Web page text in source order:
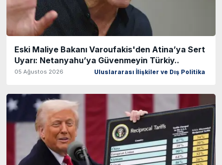
Eski Maliye Bakanı Varoufakis'den Atina’ya Sert
Uyarı: Netanyahu’ya Güvenmeyin Türkiy..
05 Ağustos 2026 Uluslararası İlişkiler ve Dış Politika